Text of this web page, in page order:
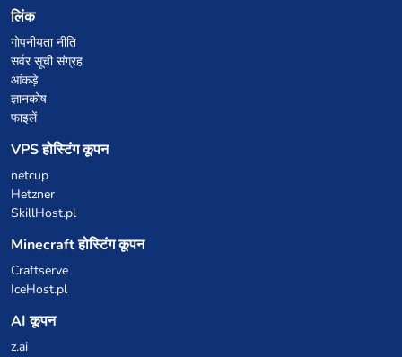
लिंक
गोपनीयता नीति
सर्वर सूची संग्रह
आंकड़े
ज्ञानकोष
फाइलें
VPS होस्टिंग कूपन
netcup
Hetzner
SkillHost.pl
Minecraft होस्टिंग कूपन
Craftserve
IceHost.pl
AI कूपन
z.ai